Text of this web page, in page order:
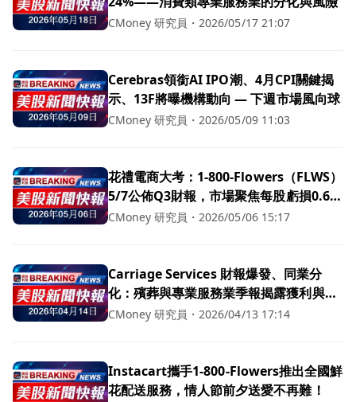
CMoney 研究員 ・ 2026/05/17 21:07
Cerebras領銜AI IPO潮、4月CPI關鍵揭
示、13F將曝機構動向 — 下週市場風向球
CMoney 研究員 ・ 2026/05/09 11:03
花禮電商大考：1-800-Flowers（FLWS）
5/7公佈Q3財報，市場聚焦每股虧損0.68
美元與季節性業績
CMoney 研究員 ・ 2026/05/06 15:17
Carriage Services 財報爆發、同業分
化：殯葬與專業服務業季報揭露獲利與股
價劇烈分歧
CMoney 研究員 ・ 2026/04/13 17:14
Instacart攜手1-800-Flowers推出全國鮮
花配送服務，情人節前夕送愛不再難！